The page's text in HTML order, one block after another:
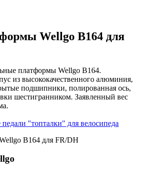
Wellgo B164 для
платформы Wellgo B164.
из высококачественного алюминия,
подшипники, полированная ось,
шестигранником. Заявленный вес
"топталки" для велосипеда
B164 для FR/DH